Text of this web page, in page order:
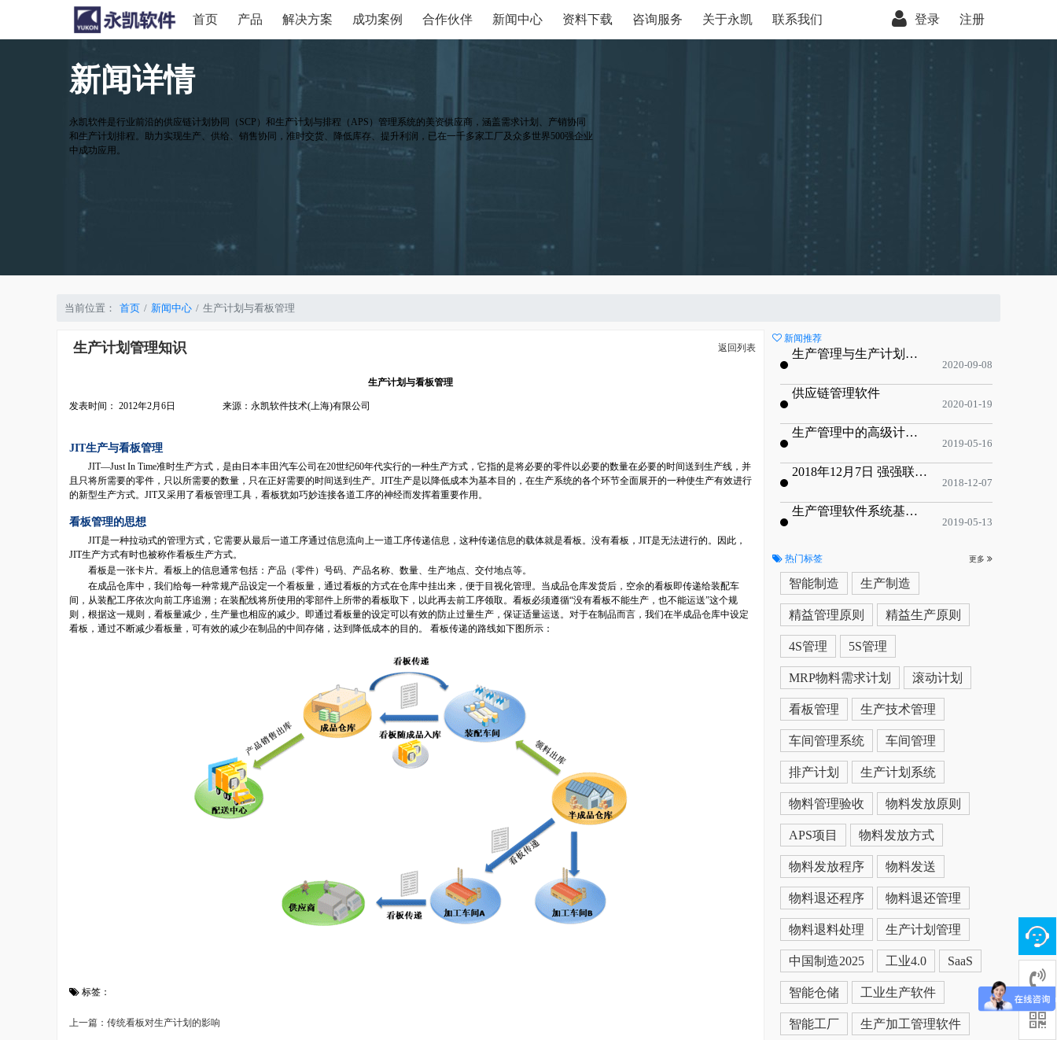
首页 产品 解决方案 成功案例 合作伙伴 新闻中心 资料下载 咨询服务 关于永凯 联系我们 登录 注册
新闻详情
永凯软件是行业前沿的供应链计划协同（SCP）和生产计划与排程（APS）管理系统的美资供应商，涵盖需求计划、产销协同
和生产计划排程。助力实现生产、供给、销售协同，准时交货、降低库存、提升利润，已在一千多家工厂及众多世界500强企业
中成功应用。
当前位置： 首页 新闻中心 生产计划与看板管理
生产计划管理知识 返回列表
生产计划与看板管理
发表时间： 2012年2月6日 来源：永凯软件技术(上海)有限公司
JIT生产与看板管理
JIT—Just In Time准时生产方式，是由日本丰田汽车公司在20世纪60年代实行的一种生产方式，它指的是将必要的零件以必要的数量在必要的时间送到生产线，并
且只将所需要的零件，只以所需要的数量，只在正好需要的时间送到生产。JIT生产是以降低成本为基本目的，在生产系统的各个环节全面展开的一种使生产有效进行
的新型生产方式。JIT又采用了看板管理工具，看板犹如巧妙连接各道工序的神经而发挥着重要作用。
看板管理的思想
JIT是一种拉动式的管理方式，它需要从最后一道工序通过信息流向上一道工序传递信息，这种传递信息的载体就是看板。没有看板，JIT是无法进行的。因此，
JIT生产方式有时也被称作看板生产方式。
看板是一张卡片。看板上的信息通常包括：产品（零件）号码、产品名称、数量、生产地点、交付地点等。
在成品仓库中，我们给每一种常规产品设定一个看板量，通过看板的方式在仓库中挂出来，便于目视化管理。当成品仓库发货后，空余的看板即传递给装配车
间，从装配工序依次向前工序追溯；在装配线将所使用的零部件上所带的看板取下，以此再去前工序领取。看板必须遵循“没有看板不能生产，也不能运送”这个规
则，根据这一规则，看板量减少，生产量也相应的减少。即通过看板量的设定可以有效的防止过量生产，保证适量运送。对于在制品而言，我们在半成品仓库中设定
看板，通过不断减少看板量，可有效的减少在制品的中间存储，达到降低成本的目的。 看板传递的路线如下图所示：
标签：
上一篇：传统看板对生产计划的影响
新闻推荐
生产管理与生产计划的目标
2020-09-08
供应链管理软件
2020-01-19
生产管理中的高级计划与排程优化
2019-05-16
2018年12月7日 强强联手，共同推进电子器件领域APS应用典范 风华高科生产自动化工业互联网应用项目-APS项目启动会
2018-12-07
生产管理软件系统基于信息化的解决方案
2019-05-13
热门标签 更多
智能制造 生产制造
精益管理原则 精益生产原则
4S管理 5S管理
MRP物料需求计划 滚动计划
看板管理 生产技术管理
车间管理系统 车间管理
排产计划 生产计划系统
物料管理验收 物料发放原则
APS项目 物料发放方式
物料发放程序 物料发送
物料退还程序 物料退还管理
物料退料处理 生产计划管理
中国制造2025 工业4.0 SaaS
智能仓储 工业生产软件
智能工厂 生产加工管理软件